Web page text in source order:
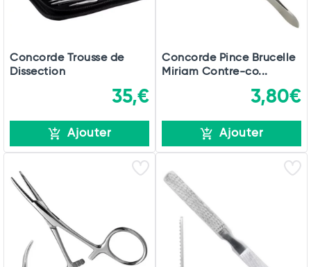
Concorde Trousse de
Dissection
35,€
Ajouter
Concorde Pince Brucelle
Miriam Contre-co...
3,80€
Ajouter